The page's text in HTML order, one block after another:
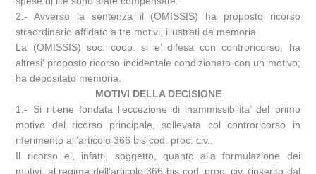
2.- Avverso la sentenza il (OMISSIS) ha proposto ricorso
straordinario affidato a tre motivi, illustrati da memoria.
La (OMISSIS) soc. coop. si e’ difesa con controricorso; ha
altresi’ proposto ricorso incidentale condizionato con un motivo;
ha depositato memoria.
MOTIVI DELLA DECISIONE
1.- Si ritiene fondata l’eccezione di inammissibilita’ del primo
motivo del ricorso principale, sollevata col controricorso in
riferimento all’articolo 366 bis cod. proc. civ..
Il ricorso e’, infatti, soggetto, quanto alla formulazione dei
motivi, al regime dell’articolo 366 bis cod. proc. civ. (inserito dal